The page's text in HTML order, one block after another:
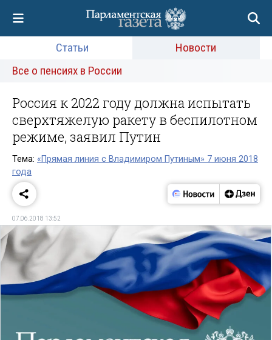
Статьи
Новости
Все о пенсиях в России
Россия к 2022 году должна испытать
сверхтяжелую ракету в беспилотном
режиме, заявил Путин
Тема: «Прямая линия с Владимиром Путиным» 7 июня 2018
года
07.06.2018 13:52